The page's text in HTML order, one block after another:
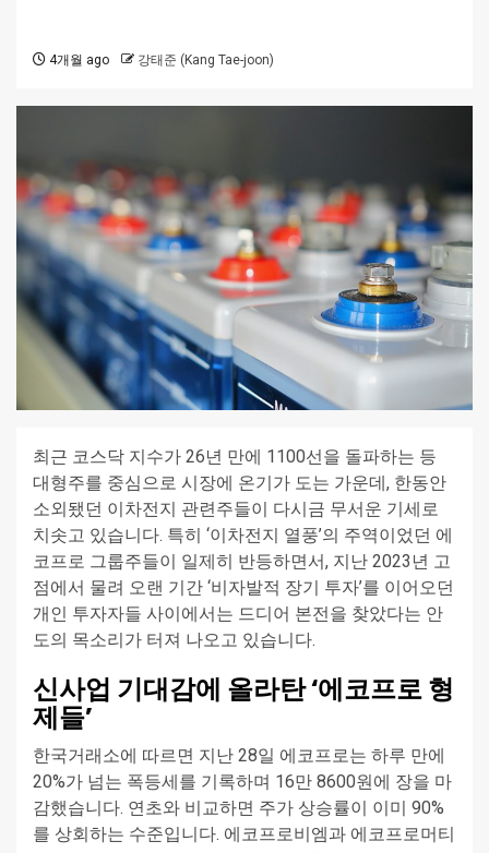
4개월 ago 강태준 (Kang Tae-joon)
최근 코스닥 지수가 26년 만에 1100선을 돌파하는 등
대형주를 중심으로 시장에 온기가 도는 가운데, 한동안
소외됐던 이차전지 관련주들이 다시금 무서운 기세로
치솟고 있습니다. 특히 ‘이차전지 열풍’의 주역이었던 에
코프로 그룹주들이 일제히 반등하면서, 지난 2023년 고
점에서 물려 오랜 기간 ‘비자발적 장기 투자’를 이어오던
개인 투자자들 사이에서는 드디어 본전을 찾았다는 안
도의 목소리가 터져 나오고 있습니다.
신사업 기대감에 올라탄 ‘에코프로 형
제들’
한국거래소에 따르면 지난 28일 에코프로는 하루 만에
20%가 넘는 폭등세를 기록하며 16만 8600원에 장을 마
감했습니다. 연초와 비교하면 주가 상승률이 이미 90%
를 상회하는 수준입니다. 에코프로비엠과 에코프로머티